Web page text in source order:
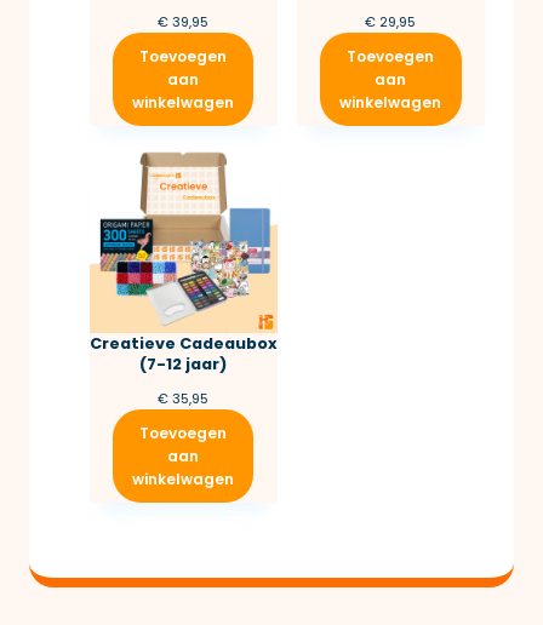
€39,95
Toevoegen
aan
winkelwagen
€ 29,95
Toevoegen
aan
winkelwagen
Creatieve Cadeaubox
(7-12 jaar)
€35,95
Toevoegen
aan
winkelwagen